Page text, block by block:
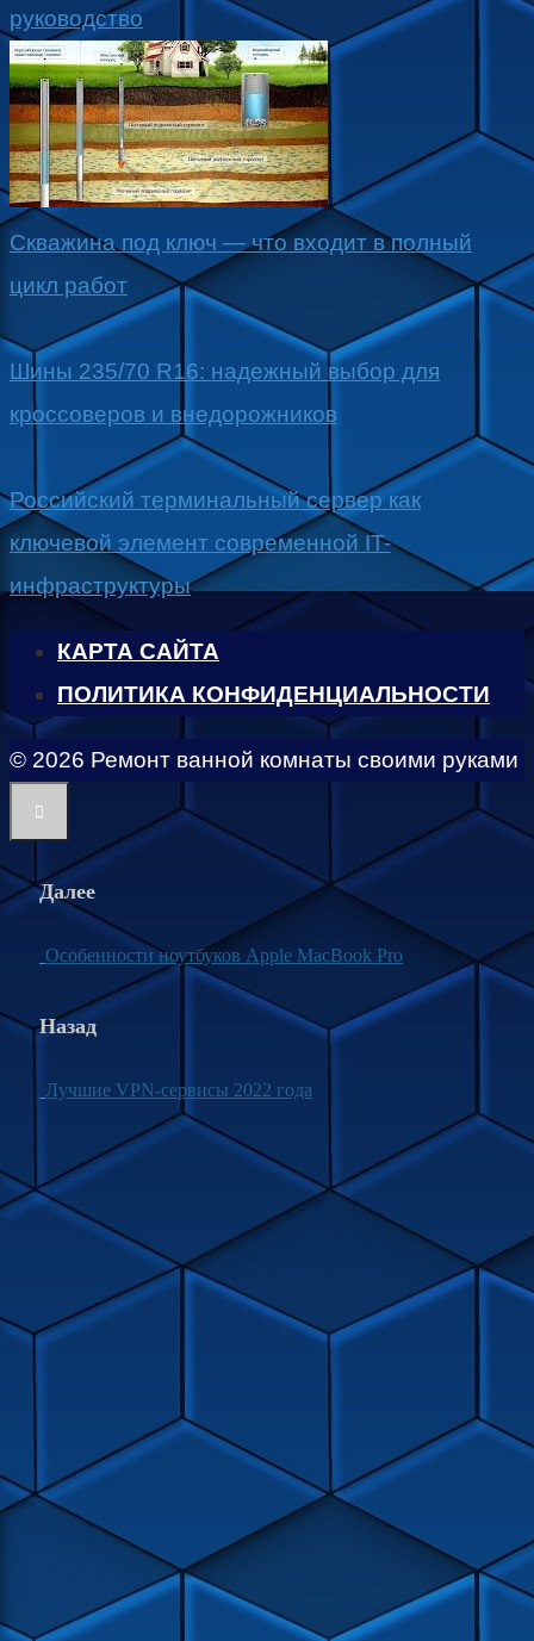
руководство
Скважина под ключ — что входит в полный
цикл работ
Шины 235/70 R16: надежный выбор для
кроссоверов и внедорожников
Российский терминальный сервер как
ключевой элемент современной IT-
инфраструктуры
КАРТА САЙТА
ПОЛИТИКА КОНФИДЕНЦИАЛЬНОСТИ
© 2026 Ремонт ванной комнаты своими руками
Далее
Особенности ноутбуков Apple MacBook Pro
Назад
Лучшие VPN-сервисы 2022 года